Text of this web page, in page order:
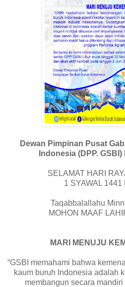
Dewan Pimpinan Pusat
Indonesia (DPP.
SELAMAT HARI
1 SYAWAL 1441
Taqabbalallahu
MOHON MAAF
MARI MENUJU
“GSBI memahami bahwa
kaum buruh Indonesia adalah
membangun secara